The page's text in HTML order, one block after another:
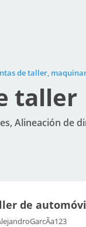
de taller,
taller
Alineación de
de